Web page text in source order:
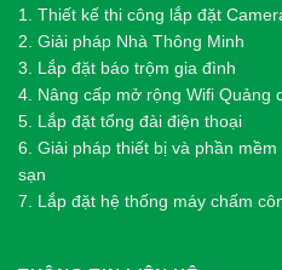
1. Thiết kế thi công lắp đặt
2. Giải pháp Nhà Thông Minh
3. Lắp đặt báo trộm gia đình
4. Nâng cấp mở rộng Wifi Quảng
5. Lắp đặt tổng đài điện thoại
6. Giải pháp thiết bị và phần
sạn
7. Lắp đặt hệ thống máy chấm